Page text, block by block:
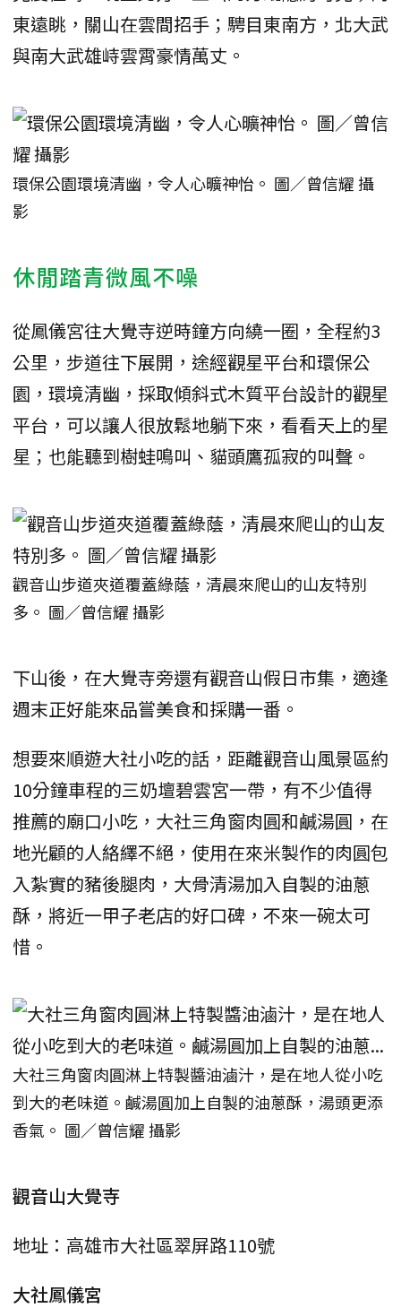
東遠眺，關山在雲間招手；騁目東南方，北大武
與南大武雄峙雲霄豪情萬丈。
環保公園環境清幽，令人心曠神怡。 圖／曾信耀 攝
影
休閒踏青微風不噪
從鳳儀宮往大覺寺逆時鐘方向繞一圈，全程約3
公里，步道往下展開，途經觀星平台和環保公
園，環境清幽，採取傾斜式木質平台設計的觀星
平台，可以讓人很放鬆地躺下來，看看天上的星
星；也能聽到樹蛙鳴叫、貓頭鷹孤寂的叫聲。
觀音山步道夾道覆蓋綠蔭，清晨來爬山的山友特別
多。 圖／曾信耀 攝影
下山後，在大覺寺旁還有觀音山假日市集，適逢
週末正好能來品嘗美食和採購一番。
想要來順遊大社小吃的話，距離觀音山風景區約
10分鐘車程的三奶壇碧雲宮一帶，有不少值得
推薦的廟口小吃，大社三角窗肉圓和鹹湯圓，在
地光顧的人絡繹不絕，使用在來米製作的肉圓包
入紮實的豬後腿肉，大骨清湯加入自製的油蔥
酥，將近一甲子老店的好口碑，不來一碗太可
惜。
大社三角窗肉圓淋上特製醬油滷汁，是在地人從小吃
到大的老味道。鹹湯圓加上自製的油蔥酥，湯頭更添
香氣。 圖／曾信耀 攝影
觀音山大覺寺
地址：高雄市大社區翠屏路110號
大社鳳儀宮